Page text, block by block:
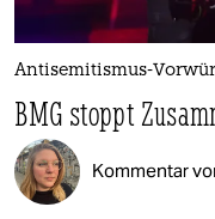
Antisemitismus-
BMG stoppt
Kommentar